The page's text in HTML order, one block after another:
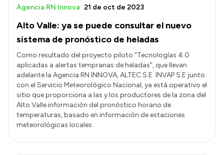
Alto Valle: ya se puede consultar el nuevo
sistema de pronóstico de heladas
Agencia RN Innova 21 de oct de 2023
Como resultado del proyecto piloto “Tecnologías 4.0
aplicadas a alertas tempranas de heladas”, que llevan
adelante la Agencia RN INNOVA, ALTEC S.E. INVAP S.E junto
con el Servicio Meteorológico Nacional, ya está operativo el
sitio que proporciona a las y los productores de la zona del
Alto Valle información del pronóstico horario de
temperaturas, basado en información de estaciones
meteorológicas locales.